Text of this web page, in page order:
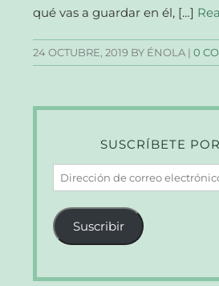
qué vas a guardar en él, […]
24 OCTUBRE, 2019 BY ÉNOLA |0
SUSCRÍBETE
Dirección
de
correo
electrónico
Suscribir